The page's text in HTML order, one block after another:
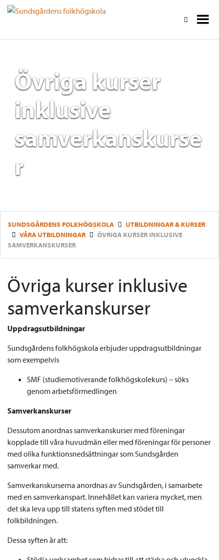
Övriga kurser
inklusive
samverkanskurse
r
SUNDSGÅRDENS FOLKHÖGSKOLA
UTBILDNINGAR & KURSER
VÅRA UTBILDNINGAR
ÖVRIGA KURSER INKLUSIVE
SAMVERKANSKURSER
Övriga kurser inklusive
samverkanskurser
Uppdragsutbildningar
Sundsgårdens folkhögskola erbjuder uppdragsutbildningar
som exempelvis
SMF (studiemotiverande folkhögskolekurs) – söks
genom arbetsförmedlingen
Samverkanskurser
Dessutom anordnas samverkanskurser med föreningar
kopplade till våra huvudmän eller med föreningar för personer
med olika funktionsnedsättningar som Sundsgården
samverkar med.
Samverkanskurserna anordnas av Sundsgården, i samarbete
med en samverkanspart. Innehållet kan variera mycket, men
det ska leva upp till statens syften med stödet till
folkbildningen.
Dessa syften är att: